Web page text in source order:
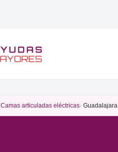
Camas articuladas eléctricas Guadalajara